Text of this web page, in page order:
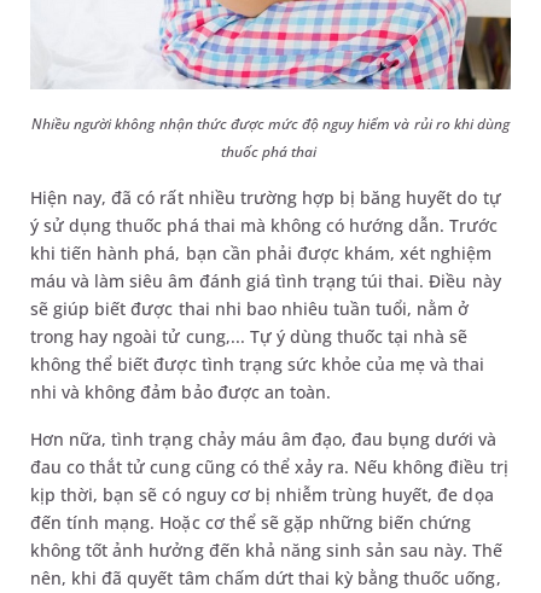
Nhiều người không nhận thức được mức độ nguy hiểm và rủi ro khi dùng
thuốc phá thai
Hiện nay, đã có rất nhiều trường hợp bị băng huyết do tự
ý sử dụng thuốc phá thai mà không có hướng dẫn. Trước
khi tiến hành phá, bạn cần phải được khám, xét nghiệm
máu và làm siêu âm đánh giá tình trạng túi thai. Điều này
sẽ giúp biết được thai nhi bao nhiêu tuần tuổi, nằm ở
trong hay ngoài tử cung,... Tự ý dùng thuốc tại nhà sẽ
không thể biết được tình trạng sức khỏe của mẹ và thai
nhi và không đảm bảo được an toàn.
Hơn nữa, tình trạng chảy máu âm đạo, đau bụng dưới và
đau co thắt tử cung cũng có thể xảy ra. Nếu không điều trị
kịp thời, bạn sẽ có nguy cơ bị nhiễm trùng huyết, đe dọa
đến tính mạng. Hoặc cơ thể sẽ gặp những biến chứng
không tốt ảnh hưởng đến khả năng sinh sản sau này. Thế
nên, khi đã quyết tâm chấm dứt thai kỳ bằng thuốc uống,